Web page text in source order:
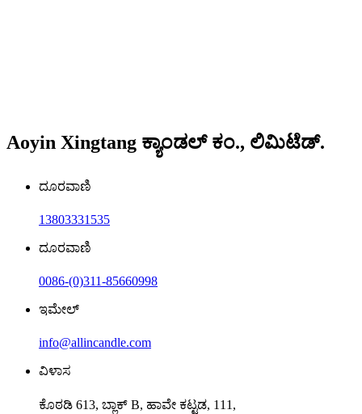
Aoyin Xingtang ಕ್ಯಾಂಡಲ್ ಕಂ., ಲಿಮಿಟೆಡ್.
ದೂರವಾಣಿ
13803331535
ದೂರವಾಣಿ
0086-(0)311-85660998
ಇಮೇಲ್
info@allincandle.com
ವಿಳಾಸ
ಕೊಠಡಿ 613, ಬ್ಲಾಕ್ B, ಹಾವೇ ಕಟ್ಟಡ, 111,